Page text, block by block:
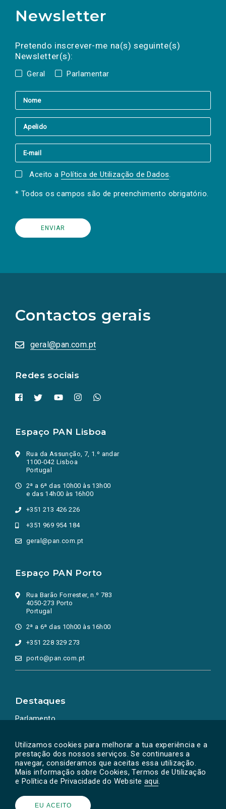
Utilizamos cookies para melhorar a tua experiência e a
prestação dos nossos serviços. Se continuares a
navegar, consideramos que aceitas essa utilização.
Mais informação sobre Cookies, Termos de Utilização
e Política de Privacidade do Website aqui.
EU ACEITO
Newsletter
Pretendo inscrever-me na(s) seguinte(s)
Newsletter(s):
Geral Parlamentar
a(s) newsletter(s).
mail
Aceito a Política de Utilização de Dados.
* Todos os campos são de preenchimento obrigatório.
Contactos gerais
geral@pan.com.pt
Redes sociais
redes
sociais
numa
nova
Espaço PAN Lisboa
Rua da Assunção, 7, 1.º andar
1100-042 Lisboa
Portugal
2ª a 6ª das 10h00 às 13h00
e das 14h00 às 16h00
+351 213 426 226
+351 969 954 184
geral@pan.com.pt
Espaço PAN Porto
Rua Barão Forrester, n.º 783
4050-273 Porto
Portugal
2ª a 6ª das 10h00 às 16h00
+351 228 329 273
porto@pan.com.pt
Destaques
Parlamento